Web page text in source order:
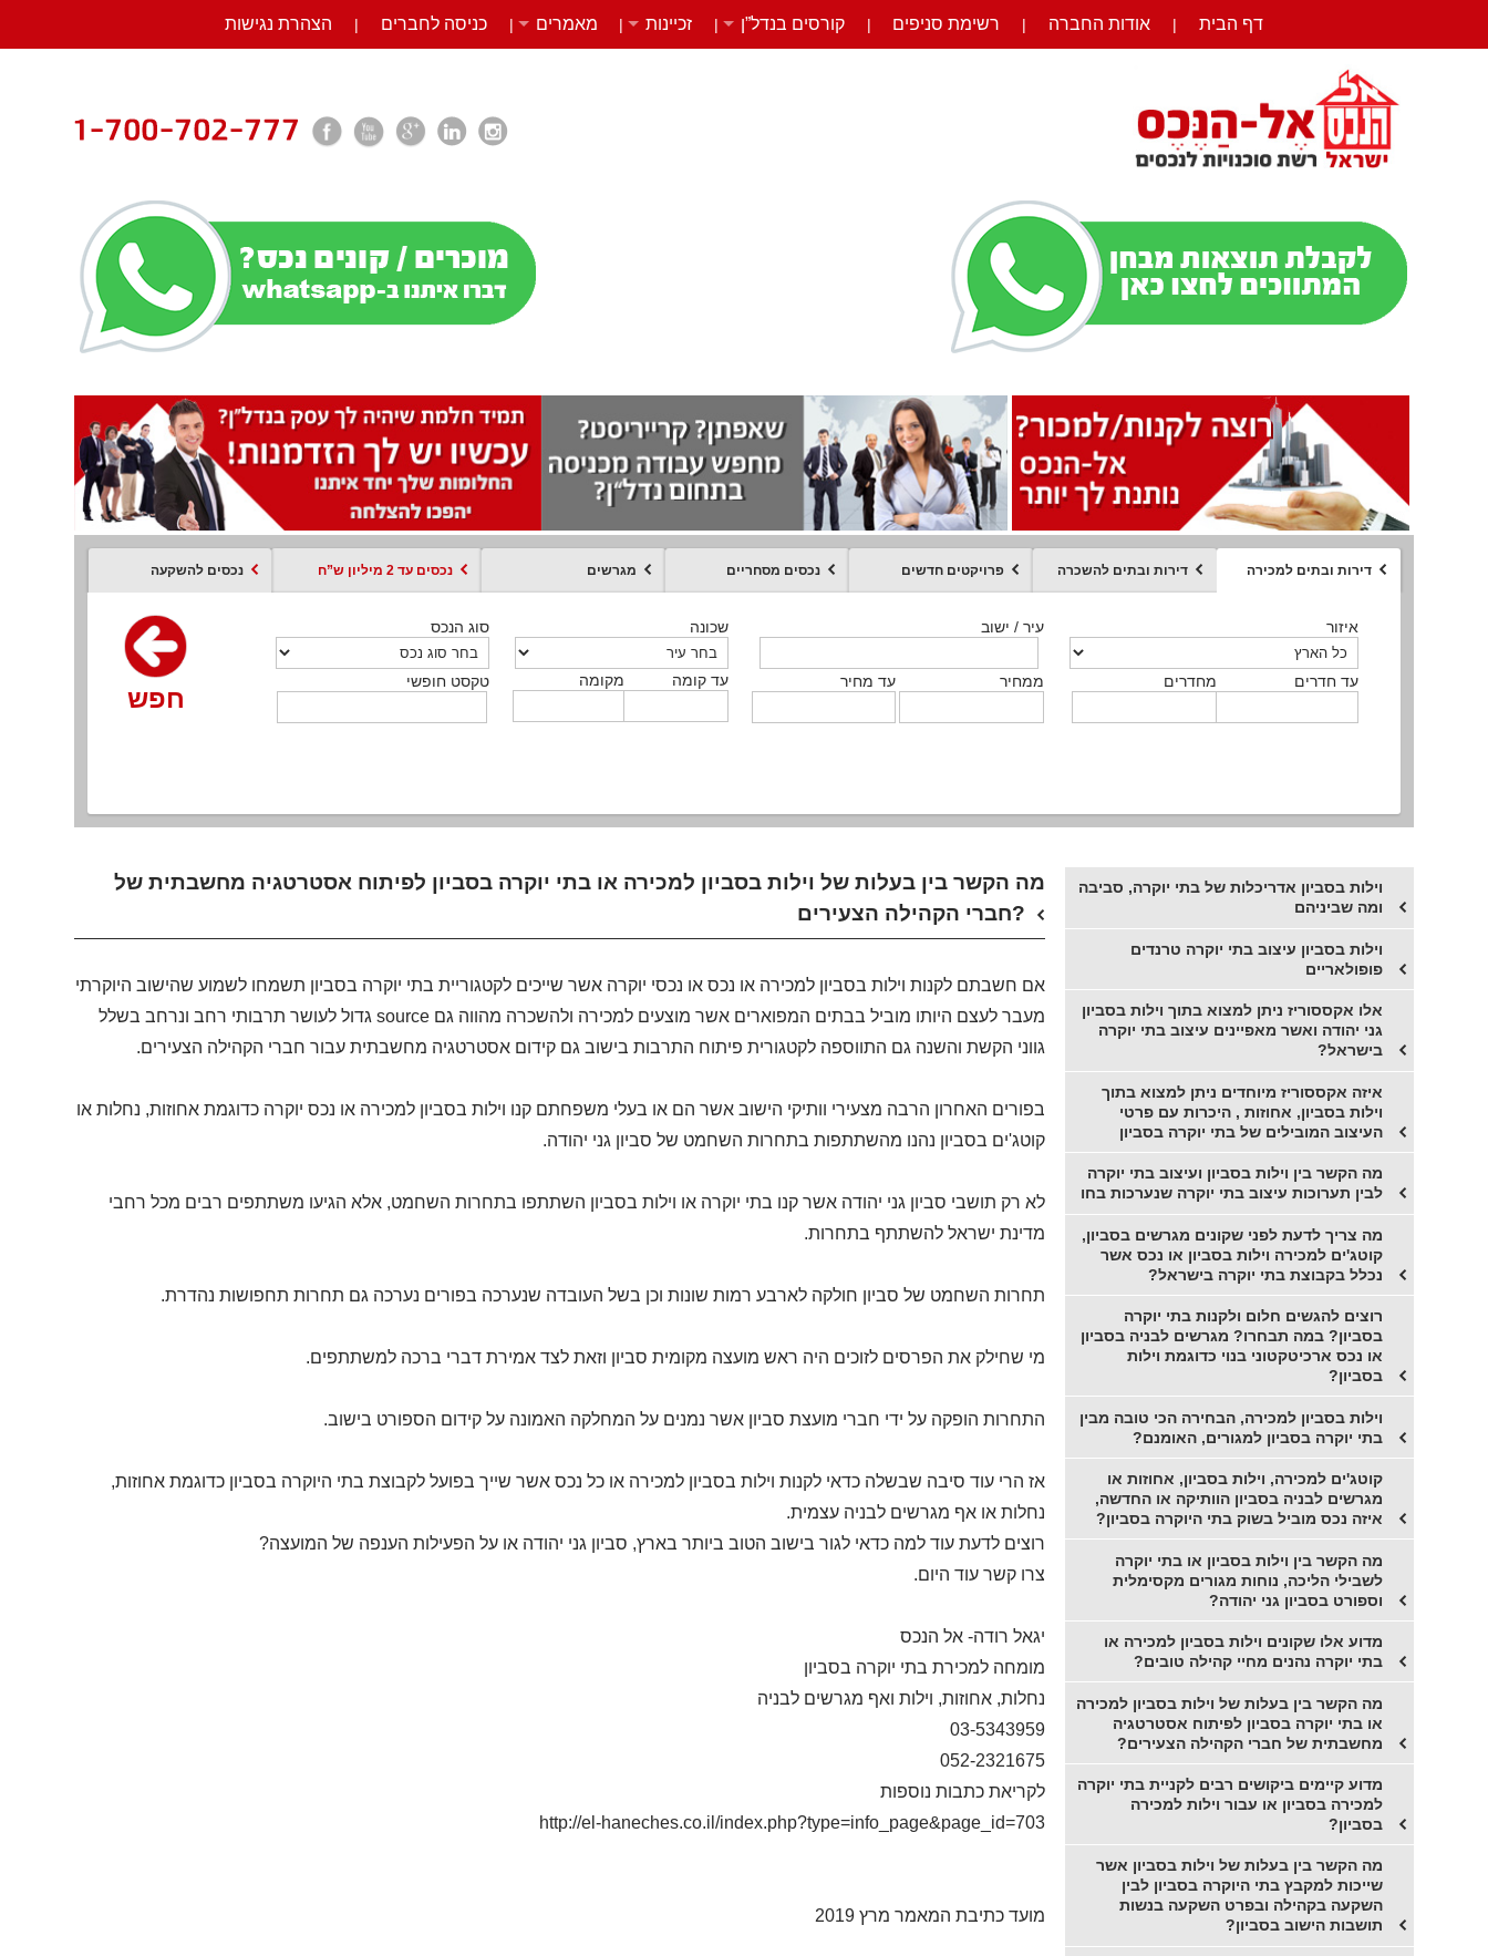
דף הבית | אודות החברה | רשימת סניפים | קורסים בנדל”ן | זכיינות | מאמרים | כניסה לחברים | הצהרת נגישות
דירות ובתים למכירה דירות ובתים להשכרה פרויקטים חדשים נכסים מסחריים מגרשים נכסים עד 2 מיליון ש”ח נכסים להשקעה
איזור
מחדרים עד חדרים
עיר / ישוב
ממחיר עד מחיר
שכונה
מקומה עד קומה
סוג הנכס
טקסט חופשי
חפש
איזור
מחדרים עד חדרים
עיר / ישוב
ממחיר עד מחיר
שכונה
מקומה עד קומה
סוג הנכס
טקסט חופשי
חפש
איזור
מחדרים עד חדרים
עיר / ישוב
ממחיר עד מחיר
שכונה
מקומה עד קומה
סוג הנכס
טקסט חופשי
חפש
איזור
סוג הנכס
עיר / ישוב
ממחיר עד מחיר
שכונה
מקומה עד קומה
סוג עסקה
טקסט חופשי
חפש
סוג הנכס ממחיר מקומה
חפש
איזור
מחדרים עד חדרים
עיר / ישוב
מקומה עד קומה
שכונה
טקסט חופשי
סוג הנכס
חפש
איזור
סוג הנכס
עיר / ישוב
ממחיר עד מחיר
שכונה
מקומה עד קומה
טקסט חופשי
חפש
מה הקשר בין בעלות של וילות בסביון למכירה או בתי יוקרה בסביון לפיתוח אסטרטגיה מחשבתית של
חברי הקהילה הצעירים?
אם חשבתם לקנות וילות בסביון למכירה או נכס או נכסי יוקרה אשר שייכים לקטגוריית בתי יוקרה בסביון תשמחו לשמוע שהישוב היוקרתי
מעבר לעצם היותו מוביל בבתים המפוארים אשר מוצעים למכירה ולהשכרה מהווה גם sourceגדול לעושר תרבותי רחב ונרחב בשלל
גווני הקשת והשנה גם התווספה לקטגורית פיתוח התרבות בישוב גם קידום אסטרטגיה מחשבתית עבור חברי הקהילה הצעירים.
בפורים האחרון הרבה מצעירי וותיקי הישוב אשר הם או בעלי משפחתם קנו וילות בסביון למכירה או נכס יוקרה כדוגמת אחוזות, נחלות או
קוטג'ים בסביון נהנו מהשתתפות בתחרות השחמט של סביון גני יהודה.
לא רק תושבי סביון גני יהודה אשר קנו בתי יוקרה או וילות בסביון השתתפו בתחרות השחמט, אלא הגיעו משתתפים רבים מכל רחבי
מדינת ישראל להשתתף בתחרות.
תחרות השחמט של סביון חולקה לארבע רמות שונות וכן בשל העובדה שנערכה בפורים נערכה גם תחרות תחפושות נהדרת.
מי שחילק את הפרסים לזוכים היה ראש מועצה מקומית סביון וזאת לצד אמירת דברי ברכה למשתתפים.
התחרות הופקה על ידי חברי מועצת סביון אשר נמנים על המחלקה האמונה על קידום הספורט בישוב.
אז הרי עוד סיבה שבשלה כדאי לקנות וילות בסביון למכירה או כל נכס אשר שייך בפועל לקבוצת בתי היוקרה בסביון כדוגמת אחוזות,
נחלות או אף מגרשים לבניה עצמית.
רוצים לדעת עוד למה כדאי לגור בישוב הטוב ביותר בארץ, סביון גני יהודה או על הפעילות הענפה של המועצה?
צרו קשר עוד היום.
יגאל רודה- אל הנכס
מומחה למכירת בתי יוקרה בסביון
נחלות, אחוזות, וילות ואף מגרשים לבניה
03-5343959
052-2321675
לקריאת כתבות נוספות
http://el-haneches.co.il/index.php?type=info_page&page_id=703
מועד כתיבת המאמר מרץ 2019
וילות בסביון אדריכלות של בתי יוקרה, סביבה
ומה שביניהם
וילות בסביון עיצוב בתי יוקרה טרנדים
פופולאריים
אלו אקססוריז ניתן למצוא בתוך וילות בסביון
גני יהודה ואשר מאפיינים עיצוב בתי יוקרה
בישראל?
איזה אקססוריז מיוחדים ניתן למצוא בתוך
וילות בסביון, אחוזות , היכרות עם פרטי
העיצוב המובילים של בתי יוקרה בסביון
מה הקשר בין וילות בסביון ועיצוב בתי יוקרה
לבין תערוכות עיצוב בתי יוקרה שנערכות בחו
מה צריך לדעת לפני שקונים מגרשים בסביון,
קוטג'ים למכירה וילות בסביון או נכס אשר
נכלל בקבוצת בתי יוקרה בישראל?
רוצים להגשים חלום ולקנות בתי יוקרה
בסביון? במה תבחרו? מגרשים לבניה בסביון
או נכס ארכיטקטוני בנוי כדוגמת וילות
בסביון?
וילות בסביון למכירה, הבחירה הכי טובה מבין
בתי יוקרה בסביון למגורים, האומנם?
קוטג'ים למכירה, וילות בסביון, אחוזות או
מגרשים לבניה בסביון הוותיקה או החדשה,
איזה נכס מוביל בשוק בתי היוקרה בסביון?
מה הקשר בין וילות בסביון או בתי יוקרה
לשבילי הליכה, נוחות מגורים מקסימלית
וספורט בסביון גני יהודה?
מדוע אלו שקונים וילות בסביון למכירה או
בתי יוקרה נהנים מחיי קהילה טובים?
מה הקשר בין בעלות של וילות בסביון למכירה
או בתי יוקרה בסביון לפיתוח אסטרטגיה
מחשבתית של חברי הקהילה הצעירים?
מדוע קיימים ביקושים רבים לקניית בתי יוקרה
למכירה בסביון או עבור וילות למכירה
בסביון?
מה הקשר בין בעלות של וילות בסביון אשר
שייכות למקבץ בתי היוקרה בסביון לבין
השקעה בקהילה ובפרט השקעה בנשות
תושבות הישוב בסביון?